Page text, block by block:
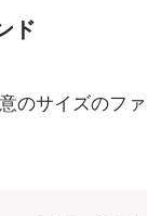
ド
のサイズのフ